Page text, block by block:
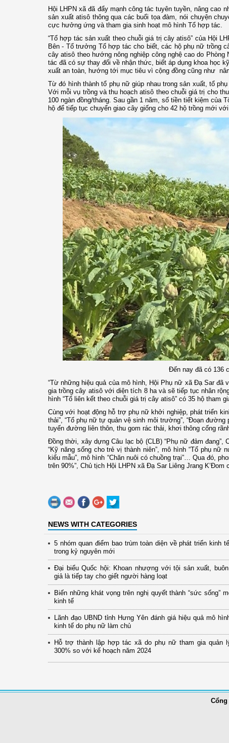
Hội LHPN xã đã đẩy mạnh công tác tuyên tuyền, nâng cao
sản xuất atisô thông qua các buổi tọa đàm, nói chuyện
cực hưởng ứng và tham gia sinh hoạt mô hình Tổ hợp tác.
“Tổ hợp tác sản xuất theo chuỗi giá trị cây atisô” của Hội
Bên - Tổ trưởng Tổ hợp tác cho biết, các hộ phụ nữ trồng
cây atisô theo hướng nông nghiệp công nghệ cao do
tác đã có sự thay đổi về nhận thức, biết áp dụng khoa học
xuất an toàn, hướng tới mục tiêu vì cộng đồng cũng như
Từ đó hình thành tổ phụ nữ giúp nhau trong sản xuất, tổ
Với mỗi vụ trồng và thu hoạch atisô theo chuỗi giá trị cho
100 ngàn đồng/tháng. Sau gần 1 năm, số tiền tiết kiệm
hộ để tiếp tục chuyển giao cây giống cho 42 hộ trồng mới
Đến nay đã có 136
“Từ những hiệu quả của mô hình, Hội Phụ nữ xã Đạ Sar đã
gia trồng cây atisô với diện tích 8 ha và sẽ tiếp tục nhân
hình “Tổ liên kết theo chuỗi giá trị cây atisô” có 35 hộ tham
Cùng với hoạt động hỗ trợ phụ nữ khởi nghiệp, phát triển
thải”, “Tổ phụ nữ tự quản vệ sinh môi trường”, “Đoạn
tuyến đường liên thôn, thu gom rác thải, khơi thông cống
Đồng thời, xây dựng Câu lạc bộ (CLB) “Phụ nữ đảm đang”,
“Kỹ năng sống cho trẻ vị thành niên”, mô hình “Tổ phụ nữ
kiểu mẫu”, mô hình “Chăn nuôi có chuồng trại”… Qua đó,
trên 90%”, Chủ tịch Hội LHPN xã Đạ Sar Liêng Jrang K’Đom
NEWS WITH CATEGORIES
5 nhóm quan điểm bao trùm toàn diện về phát triển kinh
trong kỷ nguyên mới
Đại biểu Quốc hội: Khoan nhượng với tội sản xuất,
giả là tiếp tay cho giết người hàng loạt
Biến những khát vọng trên nghị quyết thành “sức sống”
kinh tế
Lãnh đạo UBND tỉnh Hưng Yên đánh giá hiệu quả mô
kinh tế do phụ nữ làm chủ
Hỗ trợ thành lập hợp tác xã do phụ nữ tham gia quản
300% so với kế hoạch năm 2024
Cổng